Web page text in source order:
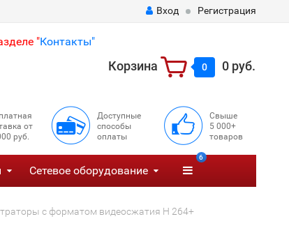
Вход Регистрация
"Контакты"
Корзина 0 0 руб.
от
руб.
Доступные
способы
оплаты
Свыше
5 000+
товаров
Сетевое оборудование
6
с форматом видеосжатия H 264+